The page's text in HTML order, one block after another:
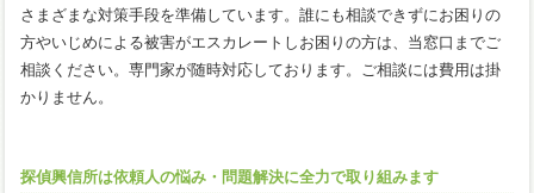
さまざまな対策手段を準備しています。誰にも相談できずにお困りの
方やいじめによる被害がエスカレートしお困りの方は、当窓口までご
相談ください。専門家が随時対応しております。ご相談には費用は掛
かりません。
探偵興信所は依頼人の悩み・問題解決に全力で取り組みます